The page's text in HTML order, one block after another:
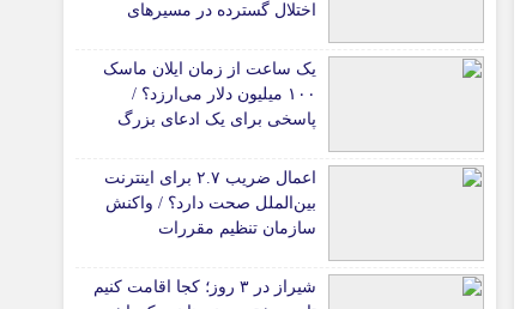
اختلال گسترده در مسیرهای
یک ساعت از زمان ایلان ماسک
۱۰۰ میلیون دلار می‌ارزد؟ /
پاسخی برای یک ادعای بزرگ
اعمال ضریب ۲.۷ برای اینترنت
بین‌الملل صحت دارد؟ / واکنش
سازمان تنظیم مقررات
شیراز در ۳ روز؛ کجا اقامت کنیم